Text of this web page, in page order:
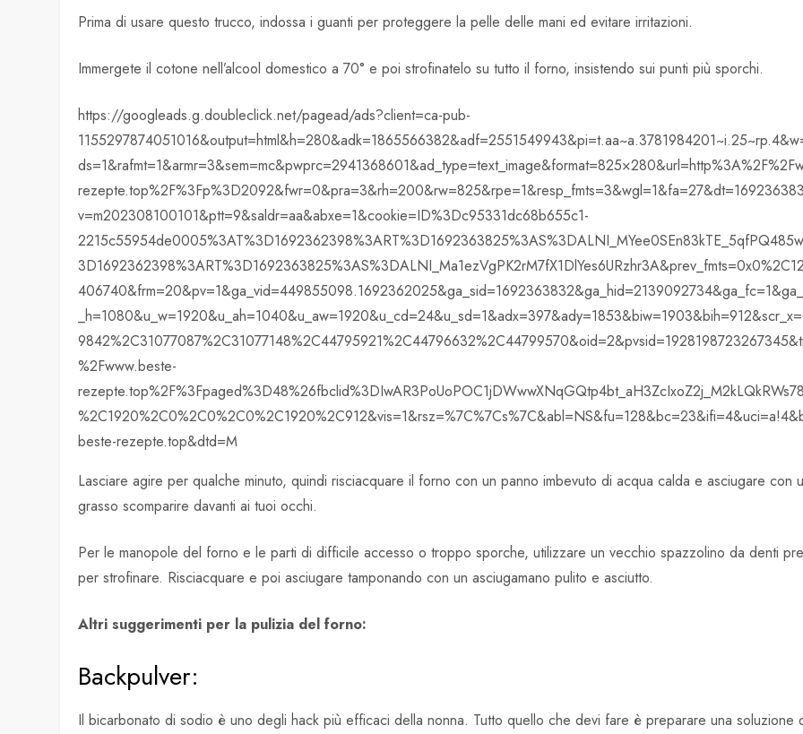
Prima di usare questo trucco, indossa i guanti per proteggere la pelle delle mani ed evitare irritazioni.
Immergete il cotone nell’alcool domestico a 70° e poi strofinatelo su tutto il forno, insistendo sui punti più sporchi.
https://googleads.g.doubleclick.net/pagead/ads?client=ca-pub-
v=m202308100101&ptt=9&saldr=aa&abxe=1&cookie=ID%3Dc95331dc68b655c1-
%2Fwww.beste-
beste-rezepte.top&dtd=M
Lasciare agire per qualche minuto, quindi risciacquare il forno con un panno imbevuto di acqua calda e asciugare
grasso scomparire davanti ai tuoi occhi.
Per le manopole del forno e le parti di difficile accesso o troppo sporche, utilizzare un vecchio spazzolino da denti
per strofinare. Risciacquare e poi asciugare tamponando con un asciugamano pulito e asciutto.
Altri suggerimenti per la pulizia del forno:
Backpulver:
Il bicarbonato di sodio è uno degli hack più efficaci della nonna. Tutto quello che devi fare è preparare una soluzione